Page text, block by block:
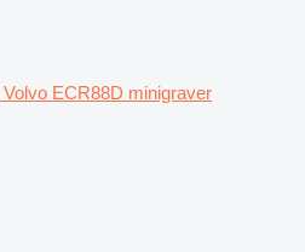
Volvo ECR88D minigraver